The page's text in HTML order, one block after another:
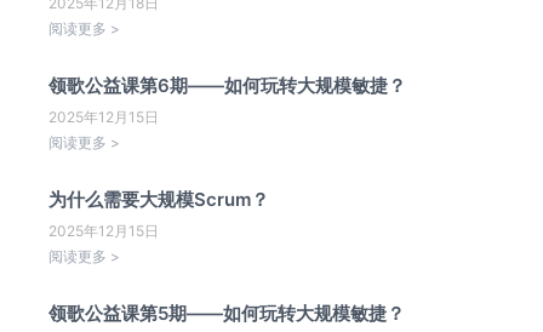
阅读更多 >
领歌公益课第6期——如何玩转大规模敏捷？
2025年12月15日
阅读更多 >
为什么需要大规模Scrum？
2025年12月15日
阅读更多 >
领歌公益课第5期——如何玩转大规模敏捷？